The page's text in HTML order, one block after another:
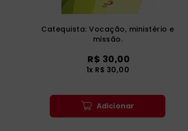
Catequista: Vocação, ministério e
missão.
R$ 30,00
1x R$ 30,00
Adicionar